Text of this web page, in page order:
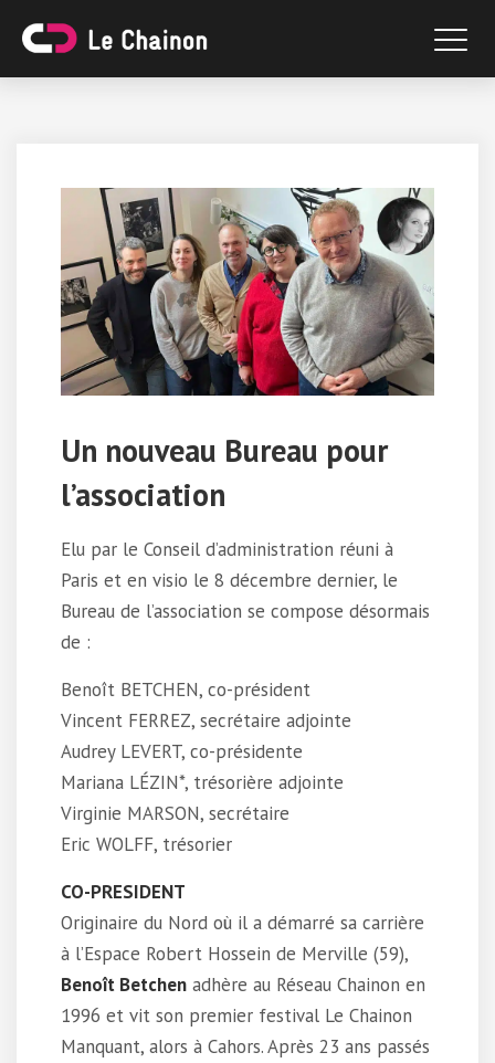
Un nouveau Bureau pour
l’association
Elu par le Conseil d’administration réuni à
Paris et en visio le 8 décembre dernier, le
Bureau de l’association se compose désormais
de :
Benoît BETCHEN, co-président
Vincent FERREZ, secrétaire adjointe
Audrey LEVERT, co-présidente
Mariana LÉZIN*, trésorière adjointe
Virginie MARSON, secrétaire
Eric WOLFF, trésorier
CO-PRESIDENT
Originaire du Nord où il a démarré sa carrière
à l’Espace Robert Hossein de Merville (59),
Benoît Betchen adhère au Réseau Chainon en
1996 et vit son premier festival Le Chainon
Manquant, alors à Cahors. Après 23 ans passés